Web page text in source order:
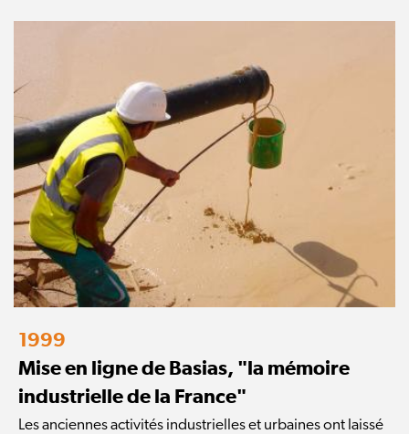
1999
Mise en ligne de Basias, "la mémoire
industrielle de la France"
Les anciennes activités industrielles et urbaines ont laissé